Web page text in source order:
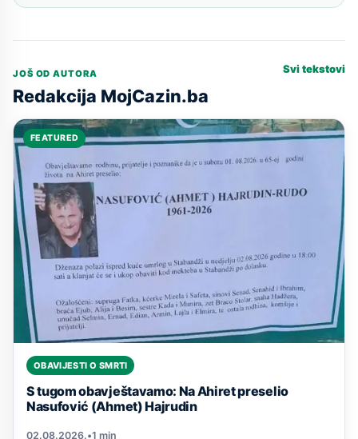
JOŠ OD AUTORA
Redakcija MojCazin.ba
Svi tekstovi
FEATURED
OBAVIJESTI O SMRTI
S tugom obavještavamo: Na Ahiret preselio
Nasufović (Ahmet) Hajrudin
02.08.2026.•1 min